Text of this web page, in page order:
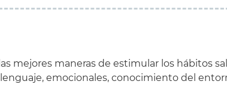
mejores maneras de estimular los hábitos
emocionales, conocimiento del